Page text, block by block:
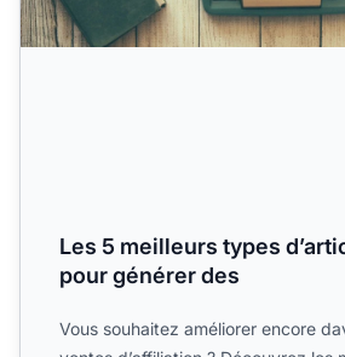
Les 5 meilleurs types
pour générer des
Vous souhaitez améliorer encore